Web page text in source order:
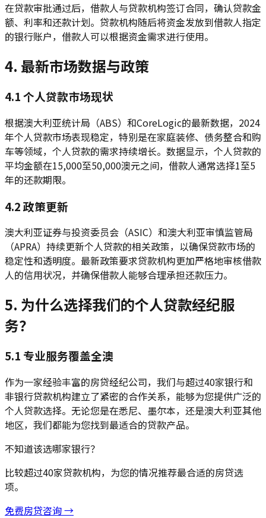
在贷款审批通过后，借款人与贷款机构签订合同，确认贷款金
额、利率和还款计划。贷款机构随后将资金发放到借款人指定
的银行账户，借款人可以根据资金需求进行使用。
4. 最新市场数据与政策
4.1 个人贷款市场现状
根据澳大利亚统计局（ABS）和CoreLogic的最新数据，2024
年个人贷款市场表现稳定，特别是在家庭装修、债务整合和购
车等领域，个人贷款的需求持续增长。数据显示，个人贷款的
平均金额在15,000至50,000澳元之间，借款人通常选择1至5
年的还款期限。
4.2 政策更新
澳大利亚证券与投资委员会（ASIC）和澳大利亚审慎监管局
（APRA）持续更新个人贷款的相关政策，以确保贷款市场的
稳定性和透明度。最新政策要求贷款机构更加严格地审核借款
人的信用状况，并确保借款人能够合理承担还款压力。
5. 为什么选择我们的个人贷款经纪服
务？
5.1 专业服务覆盖全澳
作为一家经验丰富的房贷经纪公司，我们与超过40家银行和
非银行贷款机构建立了紧密的合作关系，能够为您提供广泛的
个人贷款选择。无论您是在悉尼、墨尔本，还是澳大利亚其他
地区，我们都能为您找到最适合的贷款产品。
不知道该选哪家银行？
比较超过40家贷款机构，为您的情况推荐最合适的房贷选
项。
免费房贷咨询 →